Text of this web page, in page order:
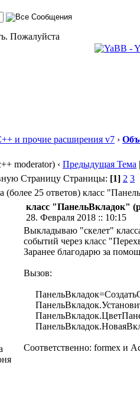
Пожалуйста
и прочие расширения v7 ›
moderator) ‹ Предыдущая Тема |
Страницы: [1] 2 3
класс
класс "ПанельВкладок"
28. Февраля 2018 :: 10:15
Выкладываю "скелет"
событий через класс
Заранее благодарю за
Вызов:
Соответственно: formex и